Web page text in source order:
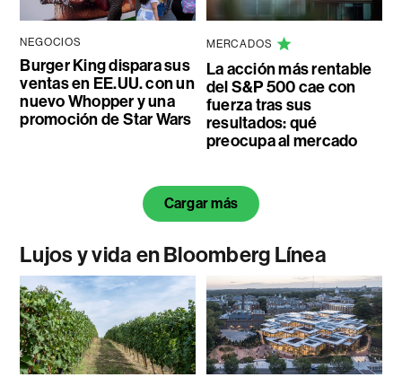
NEGOCIOS
Burger King dispara sus
ventas en EE.UU. con un
nuevo Whopper y una
promoción de Star Wars
MERCADOS
La acción más rentable
del S&P 500 cae con
fuerza tras sus
resultados: qué
preocupa al mercado
Cargar más
Lujos y vida en Bloomberg Línea